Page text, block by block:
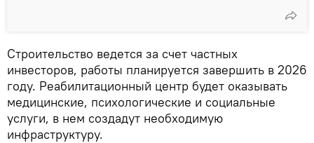
Строительство ведется за счет частных
инвесторов, работы планируется завершить в 2026
году. Реабилитационный центр будет оказывать
медицинские, психологические и социальные
услуги, в нем создадут необходимую
инфраструктуру.